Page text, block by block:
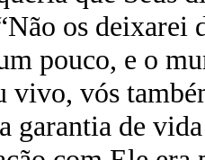
os deixarei
pouco, e o
vivo, vós
garantia de